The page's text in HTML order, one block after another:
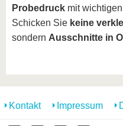
Probedruck mit
Schicken Sie keine
sondern Ausschnitte in
Kontakt Impressum